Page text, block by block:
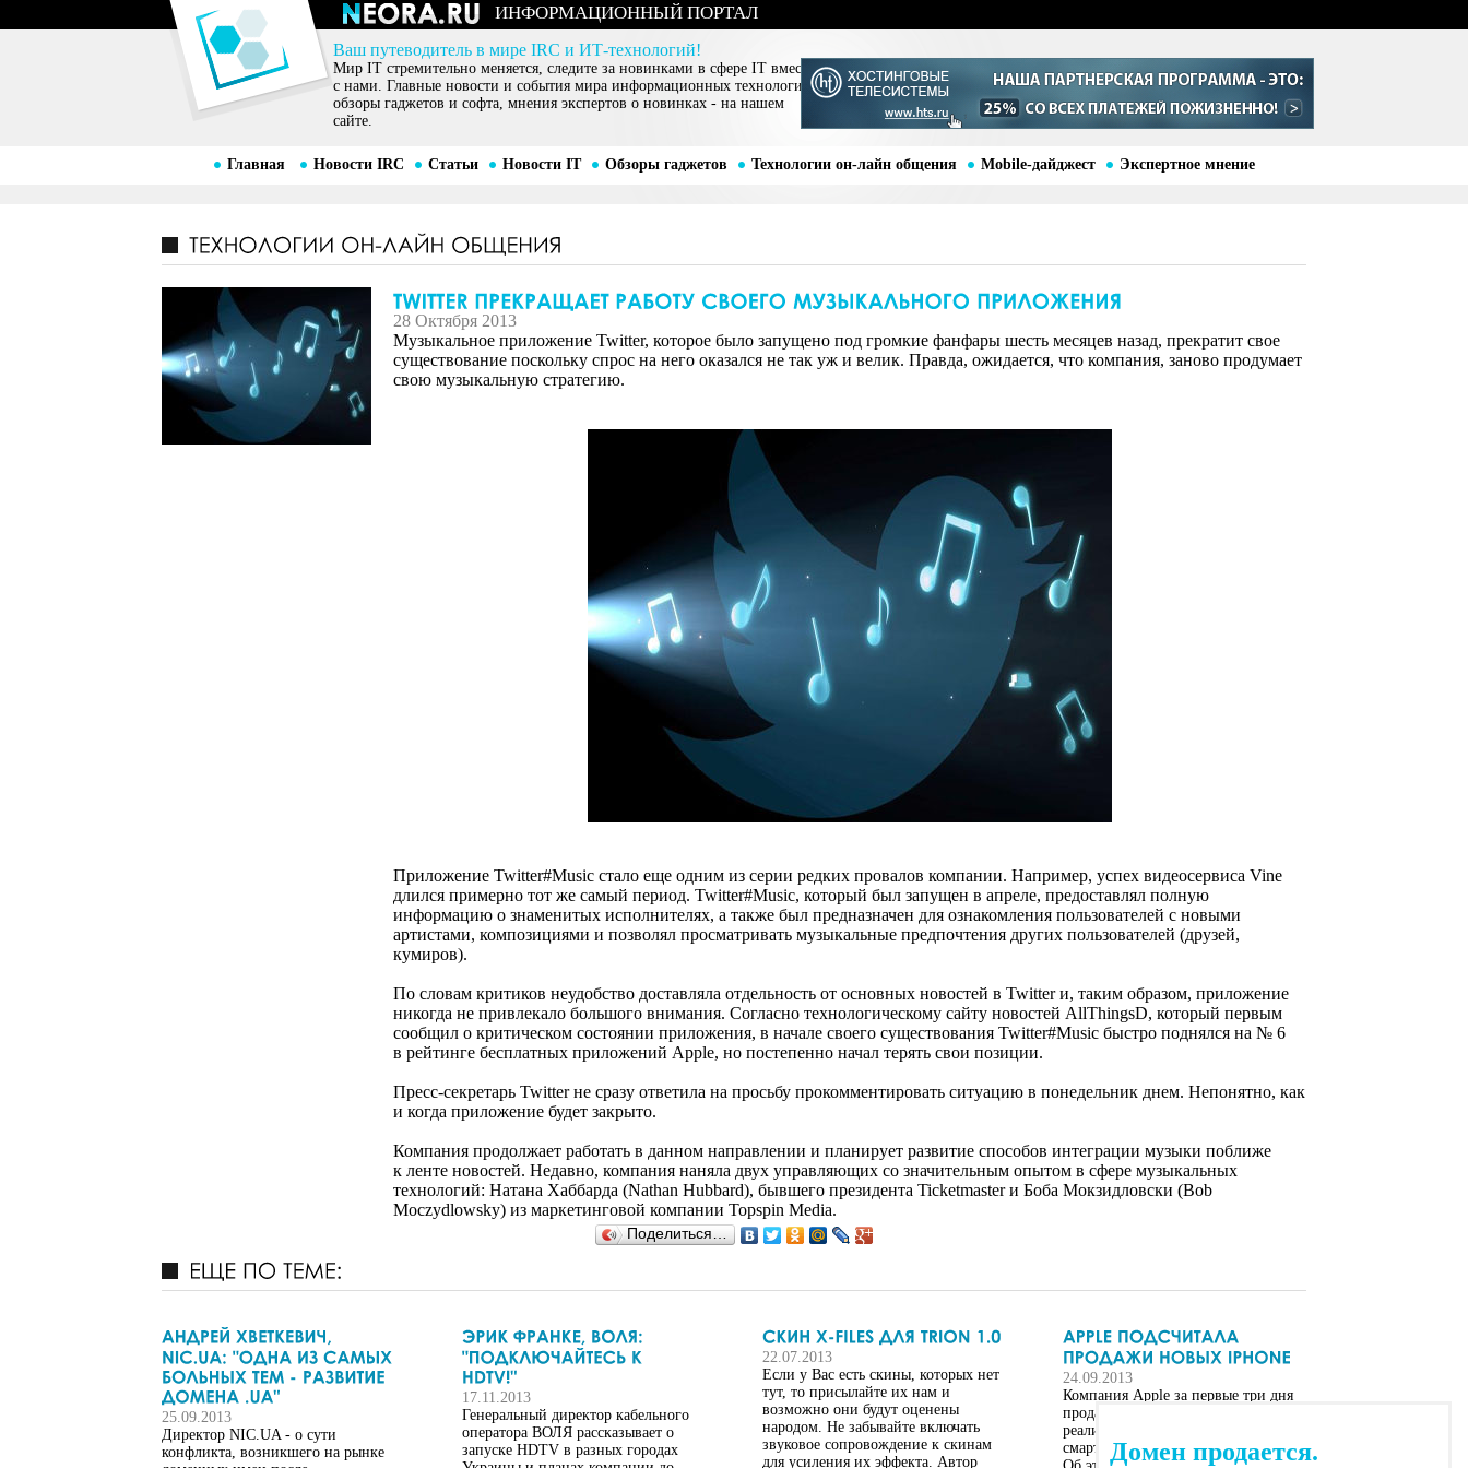
ИНФОРМАЦИОННЫЙ ПОРТАЛ
Ваш путеводитель в мире IRC и ИТ-технологий!
Мир IT стремительно меняется, следите за новинками в сфере IT вместе
с нами. Главные новости и события мира информационных технологий,
обзоры гаджетов и софта, мнения экспертов о новинках - на нашем
сайте.
Главная Новости IRC Статьи Новости IT Обзоры гаджетов Технологии он-лайн общения Mobile-дайджест Экспертное мнение
28 Октября 2013
Музыкальное приложение Twitter, которое было запущено под громкие фанфары шесть месяцев назад, прекратит свое
существование поскольку спрос на него оказался не так уж и велик. Правда, ожидается, что компания, заново продумает
свою музыкальную стратегию.
Приложение Twitter#Music стало еще одним из серии редких провалов компании. Например, успех видеосервиса Vine
длился примерно тот же самый период. Twitter#Music, который был запущен в апреле, предоставлял полную
информацию о знаменитых исполнителях, а также был предназначен для ознакомления пользователей с новыми
артистами, композициями и позволял просматривать музыкальные предпочтения других пользователей (друзей,
кумиров).
По словам критиков неудобство доставляла отдельность от основных новостей в Twitter и, таким образом, приложение
никогда не привлекало большого внимания. Согласно технологическому сайту новостей AllThingsD, который первым
сообщил о критическом состоянии приложения, в начале своего существования Twitter#Music быстро поднялся на № 6
в рейтинге бесплатных приложений Apple, но постепенно начал терять свои позиции.
Пресс-секретарь Twitter не сразу ответила на просьбу прокомментировать ситуацию в понедельник днем. Непонятно, как
и когда приложение будет закрыто.
Компания продолжает работать в данном направлении и планирует развитие способов интеграции музыки поближе
к ленте новостей. Недавно, компания наняла двух управляющих со значительным опытом в сфере музыкальных
технологий: Натана Хаббарда (Nathan Hubbard), бывшего президента Ticketmaster и Боба Мокзидловски (Bob
Moczydlowsky) из маркетинговой компании Topspin Media.
Поделиться…
25.09.2013
Директор NIC.UA - о сути
конфликта, возникшего на рынке
17.11.2013
Генеральный директор кабельного
оператора ВОЛЯ рассказывает о
запуске HDTV в разных городах
22.07.2013
Если у Вас есть скины, которых нет
тут, то присылайте их нам и
возможно они будут оценены
народом. Не забывайте включать
звуковое сопровождение к скинам
для усиления их эффекта. Автор
24.09.2013
Компания Apple за первые три дня
продаж (20-22 сентября)
реализовала девять миллионов
смартфонов iPhone 5s и iPhone 5c.
Домен продается.